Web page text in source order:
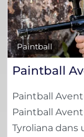
Paintball
Paintball
Paintball
Tyroliana dans